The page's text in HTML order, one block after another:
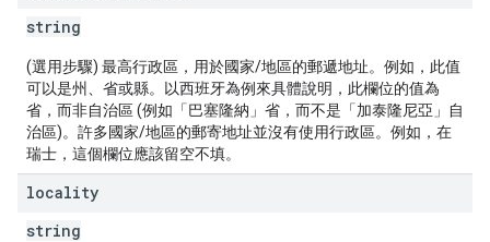
string
(選用步驟) 最高行政區，用於國家/地區的郵遞地址。例如，此值
可以是州、省或縣。以西班牙為例來具體說明，此欄位的值為
省，而非自治區 (例如「巴塞隆納」省，而不是「加泰隆尼亞」自
治區)。許多國家/地區的郵寄地址並沒有使用行政區。例如，在
瑞士，這個欄位應該留空不填。
locality
string